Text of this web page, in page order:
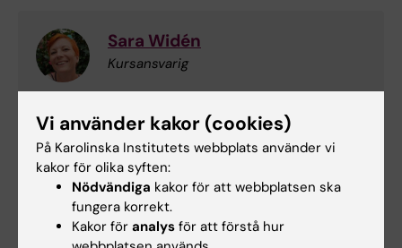
Sara Widén
Kursansvarig
+46852483330
E-post:
sara.widen@ki.se
Erik Andersson
Vi använder kakor (cookies)
På Karolinska Institutets webbplats använder vi
kakor för olika syften:
Nödvändiga kakor för att webbplatsen ska
fungera korrekt.
Kakor för analys för att förstå hur